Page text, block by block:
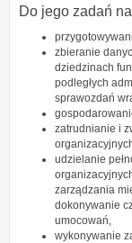
Do jego zadań
zbieranie
dziedzinach
podległych
sprawozdań
zatrudnianie i
udzielanie
zarządzania
dokonywanie
umocowań,
wykonywanie